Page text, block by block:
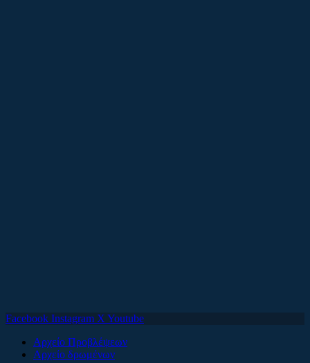
Facebook Instagram X Youtube
Αρχείο Προβλέψεων
Αρχείο δρωμένων